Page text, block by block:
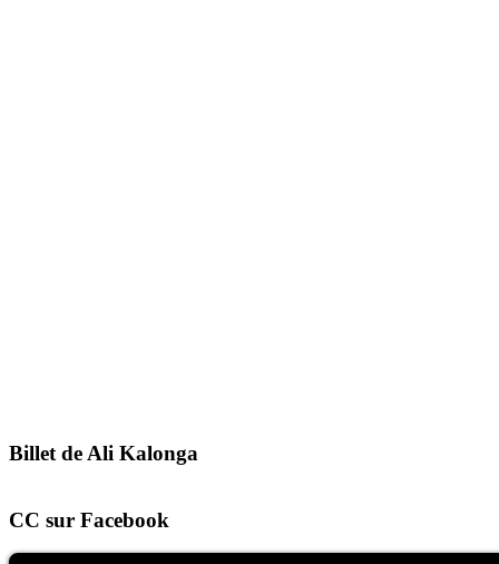
Billet de Ali Kalonga
CC sur Facebook